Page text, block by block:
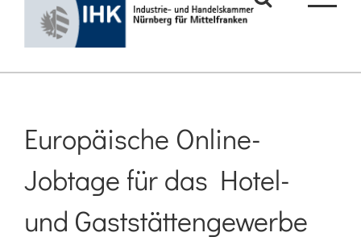
Europäische Online-
Jobtage für das Hotel-
und Gaststättengewerbe